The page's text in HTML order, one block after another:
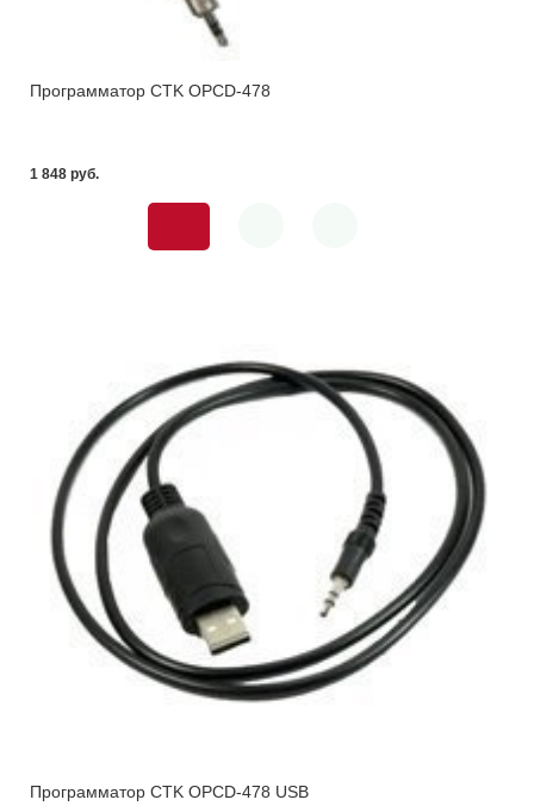
Программатор CTK OPCD-478
1 848 pуб.
Программатор CTK OPCD-478 USB